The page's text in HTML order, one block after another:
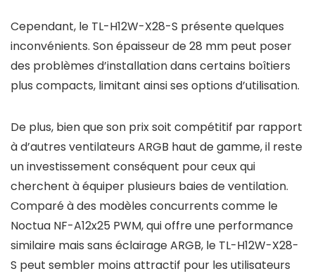
Cependant, le TL-H12W-X28-S présente quelques
inconvénients. Son épaisseur de 28 mm peut poser
des problèmes d’installation dans certains boîtiers
plus compacts, limitant ainsi ses options d’utilisation.
De plus, bien que son prix soit compétitif par rapport
à d’autres ventilateurs ARGB haut de gamme, il reste
un investissement conséquent pour ceux qui
cherchent à équiper plusieurs baies de ventilation.
Comparé à des modèles concurrents comme le
Noctua NF-A12x25 PWM, qui offre une performance
similaire mais sans éclairage ARGB, le TL-H12W-X28-
S peut sembler moins attractif pour les utilisateurs